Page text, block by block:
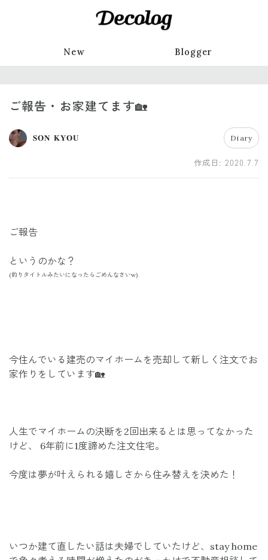
New Blogger
ご報告・お家建てます🏡
𝐒𝐎𝐍 𝐊𝐘𝐎𝐔 Diary
作成日: 2020.7.7
ご報告
というのかな？
(釣りタイトルみたいになったらごめんなさいw)
今住んでいる建売のマイホームを売却して新しく注文でお
家作りをしています🏡
人生でマイホームの決断を2回出来るとは思ってなかった
けど、 6年前に1度諦めた注文住宅。
今度は夢が叶えられる嬉しさから住み替えを決めた！
いつか建て直したい話は夫婦でしていたけど、stay home